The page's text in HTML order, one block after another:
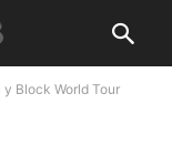
y Block World Tour